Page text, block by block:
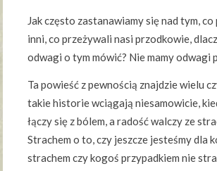
Jak często zastanawiamy się nad tym,
inni, co przeżywali nasi przodkowie,
odwagi o tym mówić? Nie mamy odwagi
Ta powieść z pewnością znajdzie wielu
takie historie wciągają niesamowicie,
łączy się z bólem, a radość walczy ze
Strachem o to, czy jeszcze jesteśmy dla
strachem czy kogoś przypadkiem nie